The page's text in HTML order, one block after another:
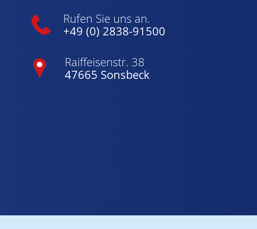
Rufen Sie uns an.
+49 (0) 2838-91500
Raiffeisenstr. 38
47665 Sonsbeck